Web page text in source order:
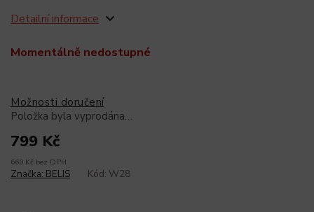
799 Kč
660 Kč bez DPH
Momentálně nedostupné
Možnosti doručení
Položka byla vyprodána…
Detailní informace
Značka: BELIS Kód: W28